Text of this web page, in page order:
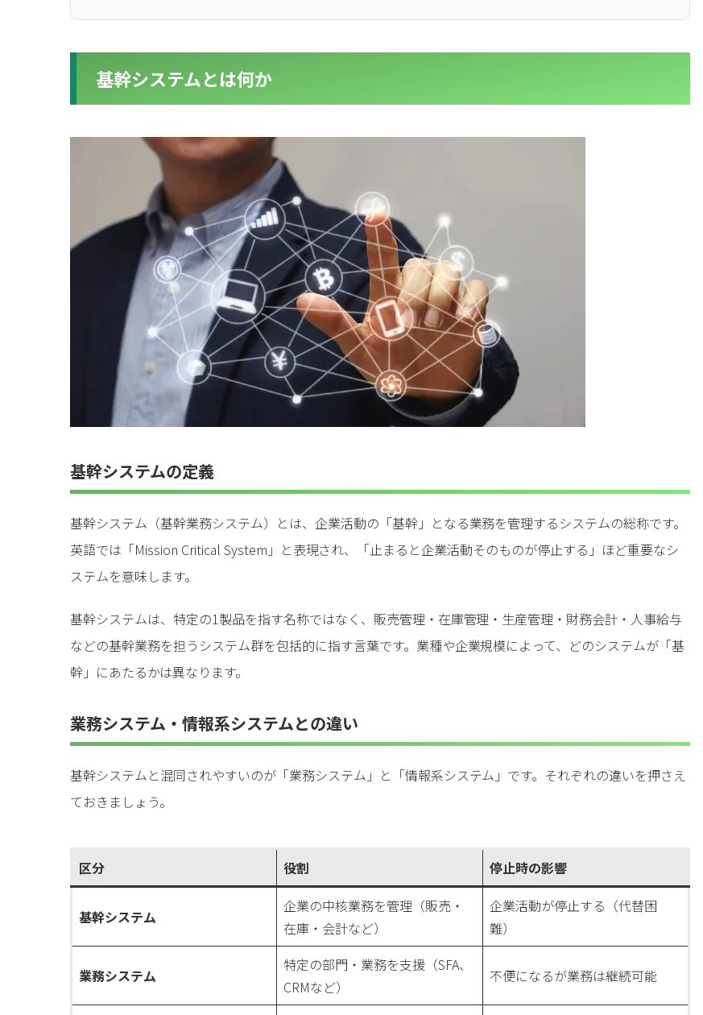
基幹システムとは何か
基幹システムの定義
基幹システム（基幹業務システム）とは、企業活動の「基幹」となる業務を管理するシステムの総称です。
英語では「Mission Critical System」と表現され、「止まると企業活動そのものが停止する」ほど重要なシ
ステムを意味します。
基幹システムは、特定の1製品を指す名称ではなく、販売管理・在庫管理・生産管理・財務会計・人事給与
などの基幹業務を担うシステム群を包括的に指す言葉です。業種や企業規模によって、どのシステムが「基
幹」にあたるかは異なります。
業務システム・情報系システムとの違い
基幹システムと混同されやすいのが「業務システム」と「情報系システム」です。それぞれの違いを押さえ
ておきましょう。
区分 役割 停止時の影響
基幹システム
企業の中核業務を管理（販売・
在庫・会計など）
企業活動が停止する（代替困
難）
業務システム
特定の部門・業務を支援（SFA、
CRMなど）
不便になるが業務は継続可能
forReuse中古買取業者向けサービス 資料ダウンロードの一覧へ
forReuse中古買取業者向けサービス お問い合わせフォームへ